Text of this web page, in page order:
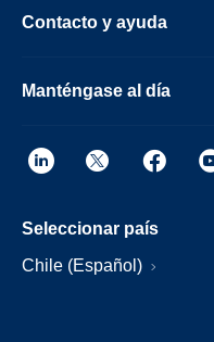
Contacto y ayuda
Manténgase al día
Seleccionar país
Chile (Español)